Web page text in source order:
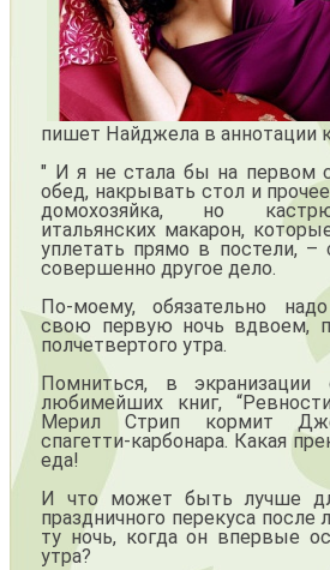
пишет Найджела в аннотации
" И я не стала бы на первом
обед, накрывать стол и
домохозяйка, но
итальянских макарон,
уплетать прямо в постели, –
совершенно другое дело.
По-моему, обязательно
свою первую ночь вдвоем,
полчетвертого утра.
Помниться, в
любимейших книг,
Мерил Стрип кормит
спагетти-карбонара. Какая
еда!
И что может быть лучше
праздничного перекуса
ту ночь, когда он впервые
утра?